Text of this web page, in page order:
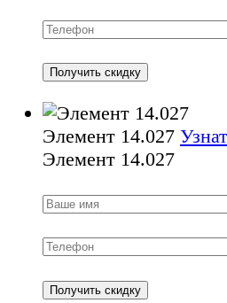
Элемент 14.027
Элемент 14.027